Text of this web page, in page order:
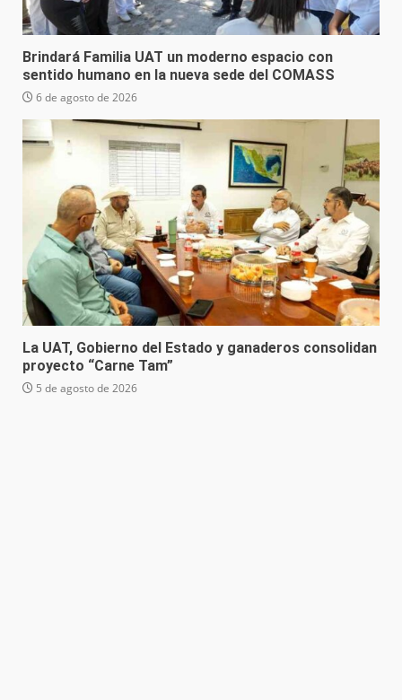
Brindará Familia UAT un moderno espacio con
sentido humano en la nueva sede del COMASS
6 de agosto de 2026
La UAT, Gobierno del Estado y ganaderos consolidan
proyecto “Carne Tam”
5 de agosto de 2026